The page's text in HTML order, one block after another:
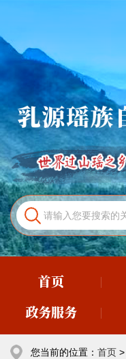
首页
政务服务
您当前的位置： 首页 >